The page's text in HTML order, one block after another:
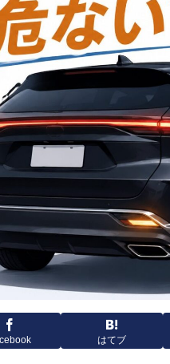
はてブ